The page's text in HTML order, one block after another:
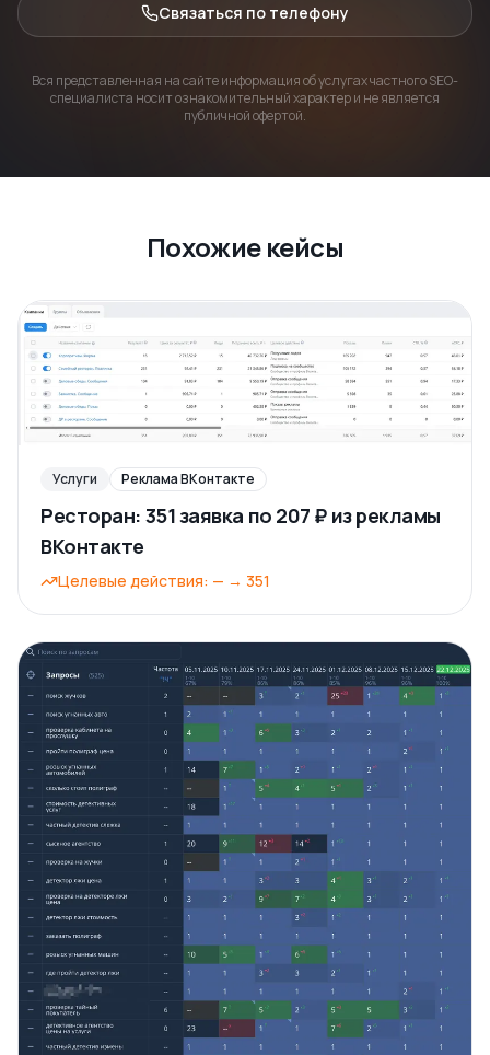
Связаться по телефону
Вся представленная на сайте информация об услугах частного SEO-
специалиста носит ознакомительный характер и не является
публичной офертой.
Похожие кейсы
Услуги Реклама ВКонтакте
Ресторан: 351 заявка по 207 ₽ из рекламы
ВКонтакте
Целевые действия: — → 351